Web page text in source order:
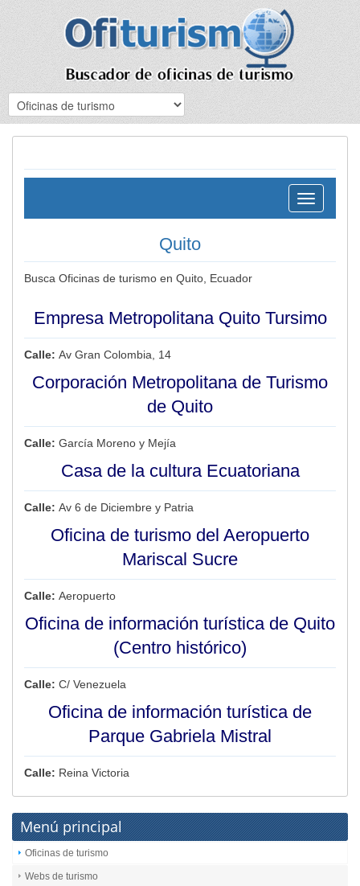
Toggle
navigation
Quito
Busca Oficinas de turismo en Quito, Ecuador
Empresa Metropolitana Quito Tursimo
Calle: Av Gran Colombia, 14
Corporación Metropolitana de Turismo
de Quito
Calle: García Moreno y Mejía
Casa de la cultura Ecuatoriana
Calle: Av 6 de Diciembre y Patria
Oficina de turismo del Aeropuerto
Mariscal Sucre
Calle: Aeropuerto
Oficina de información turística de Quito
(Centro histórico)
Calle: C/ Venezuela
Oficina de información turística de
Parque Gabriela Mistral
Calle: Reina Victoria
Menú principal
Oficinas de turismo
Webs de turismo